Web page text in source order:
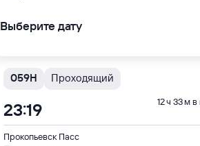
Дни следованияближайшие: 8, 10, 12
059Н Проходящий
Прокопьевск Пасс
23:19 12 ч 33 м в
Выберите дату